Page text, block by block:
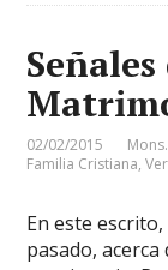
02/02/2015
Familia Cristiana,
En este
pasado,